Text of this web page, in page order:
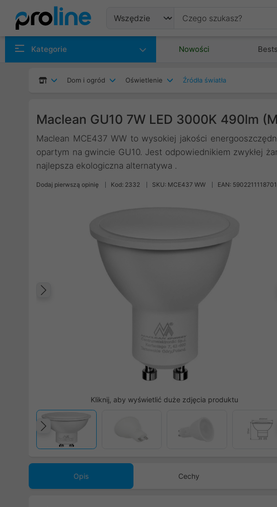
Kategorie Nowości
Dom i ogród Oświetlenie Źródła światła
Maclean GU10 7W LED 3000K 490lm
Maclean MCE437 WW to wysokiej jakości
opartym na gwincie GU10. Jest odpowiednikiem zwykłej
najlepsza ekologiczna alternatywa .
Dodaj pierwszą opinię Kod: 2332 SKU: MCE437 WW EAN: 5902211118701
Kliknij, aby wyświetlić duże zdjęcia produktu
Poprzedni
Opis Cechy